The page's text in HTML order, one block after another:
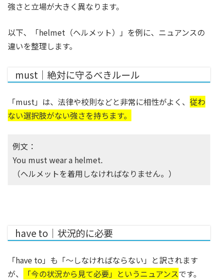
強さと立場が大きく異なります。
以下、「helmet（ヘルメット）」を例に、ニュアンスの
違いを整理します。
must｜絶対に守るべきルール
「must」は、法律や校則などと非常に相性がよく、 従わ
ない選択肢がない強さを持ちます。
例文：
You must wear a helmet.
（ヘルメットを着用しなければなりません。）
have to｜状況的に必要
「have to」も「〜しなければならない」と訳されます
が、
「今の状況から見て必要」というニュアンスです。